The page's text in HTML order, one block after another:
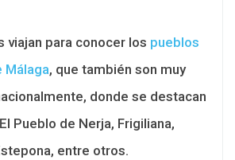
viajan para conocer los pueblos
Málaga, que también son muy
donde se destacan
Pueblo de Nerja, Frigiliana,
entre otros.